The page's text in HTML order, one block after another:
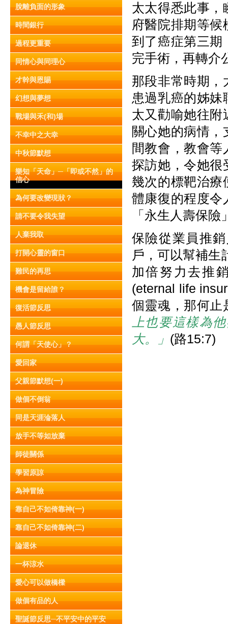
脫離負面的形象
時間銀行
過程更重要
同情心與同理心
才幹與恩賜
幻想與夢想
戰場與禾(和)場
不幸中之大幸
中秋節默想
樂知「天命」─「即或不然」的
信心
為何要改變現狀？
請不要令我失望
人棄我取
打開心靈的窗口
難民的再思
機會是留給誰？
復活節反思
愚人節反思
何謂「天使心」？
愛回家
父親節默想(一)
做個不倒翁
同是天涯淪落人
放手不等如放棄
師徒關係
學習原諒
為神冒險
靠自己不如倚靠神(一)
靠自己不如倚靠神(二)
論退休
一杯涼水
愛心可以做橋樑
做個有品的人
聖誕節反思─不平安中的平安
太太得悉此事，
府醫院排期等
到了癌症第三期
完手術，再轉介
那段非常時期，
患過乳癌的姊
太又勸喻她往附
關心她的病情
間教會，教會
探訪她，令她很
幾次的標靶治療
體康復的程度令
「永生人壽保
保險從業員推
戶，可以幫補生
加倍努力去推
(eternal life
個靈魂，那何止
上也要這樣為
大。」 (路15:7)